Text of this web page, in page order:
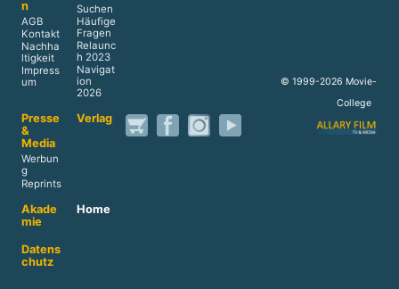
n
AGB
Kontakt
Nachha
ltigkeit
Impress
um
Suchen
Häufige
Fragen
Relaunc
h 2023
Navigat
ion
2026
Presse
&
Media
Werbun
g
Reprints
Verlag
Akade
mie
Home
Datens
chutz
© 1999-2026 Movie-
College